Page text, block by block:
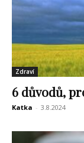
Zdraví
6 důvodů,
Katka - 3.8.2024